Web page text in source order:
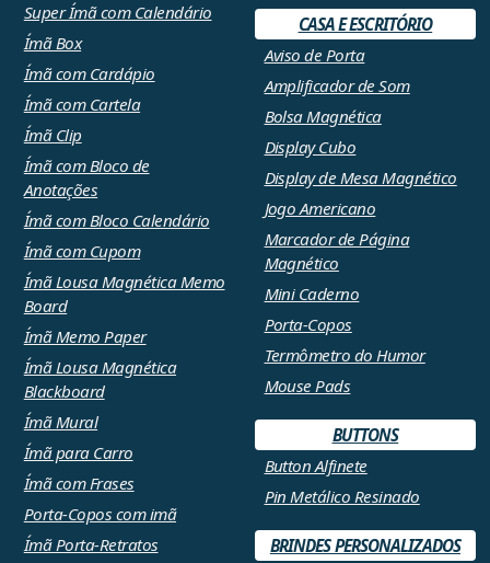
Super Ímã com Calendário
Ímã Box
Ímã com Cardápio
Ímã com Cartela
Ímã Clip
Ímã com Bloco de
Anotações
Ímã com Bloco Calendário
Ímã com Cupom
Ímã Lousa Magnética Memo
Board
Ímã Memo Paper
Ímã Lousa Magnética
Blackboard
Ímã Mural
Ímã para Carro
Ímã com Frases
Porta-Copos com imã
Ímã Porta-Retratos
CASA E ESCRITÓRIO
Aviso de Porta
Amplificador de Som
Bolsa Magnética
Display Cubo
Display de Mesa Magnético
Jogo Americano
Marcador de Página
Magnético
Mini Caderno
Porta-Copos
Termômetro do Humor
Mouse Pads
BUTTONS
Button Alfinete
Pin Metálico Resinado
BRINDES PERSONALIZADOS